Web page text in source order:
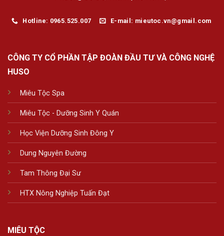
Hotline: 0965.525.007 E-mail: mieutoc.vn@gmail.com
CÔNG TY CỔ PHẦN TẬP ĐOÀN ĐẦU TƯ VÀ CÔNG NGHỆ
HUSO
Miêu Tộc Spa
Miêu Tộc - Dưỡng Sinh Y Quán
Học Viện Dưỡng Sinh Đông Y
Dung Nguyên Đường
Tam Thông Đại Sư
HTX Nông Nghiệp Tuấn Đạt
MIÊU TỘC